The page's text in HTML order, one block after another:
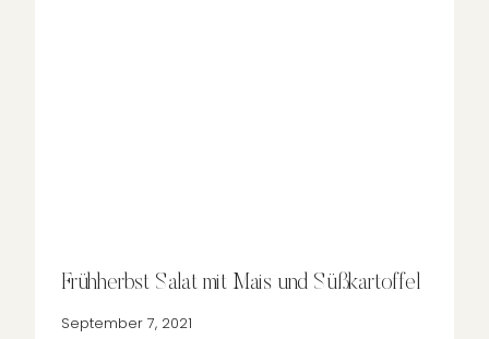
Frühherbst Salat mit Mais und Süßkartoffel
September 7, 2021